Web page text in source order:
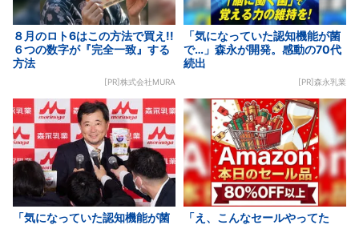
８月のロト6はこの方法で買え!!
６つの数字が『完全一致』する
方法
[PR]株式会社MURA
「気になっていた認知機能が菌
で…」森永が開発。感動の70代
続出
[PR]森永乳業
「気になっていた認知機能が菌
「え、こんなセールやってた